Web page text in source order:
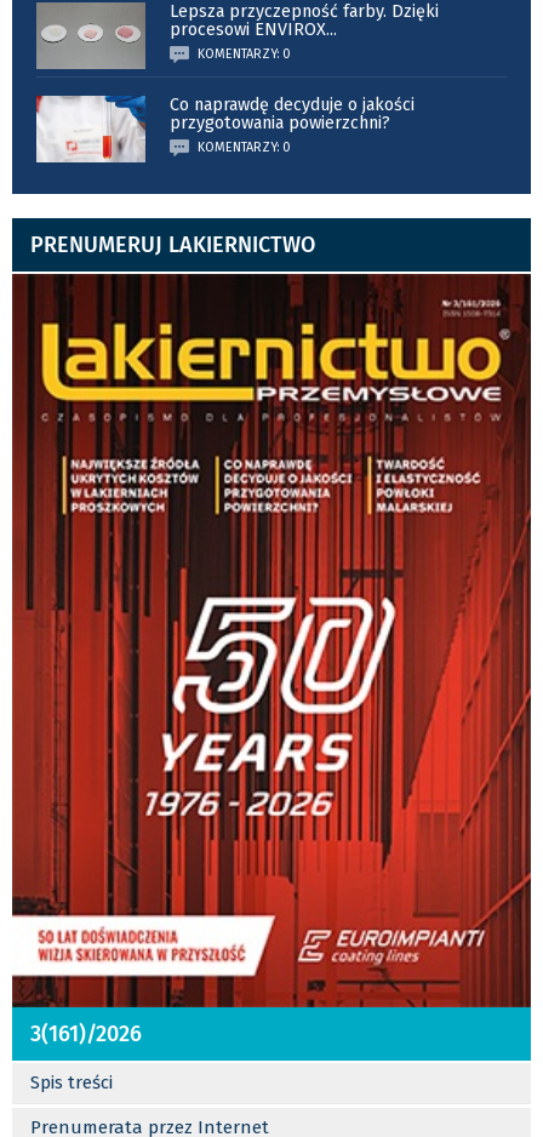
Lepsza przyczepność farby. Dzięki
procesowi ENVIROX...
KOMENTARZY: 0
Co naprawdę decyduje o jakości
przygotowania powierzchni?
KOMENTARZY: 0
PRENUMERUJ LAKIERNICTWO
3(161)/2026
Spis treści
Prenumerata przez Internet